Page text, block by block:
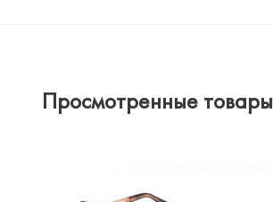
Просмотренные товары